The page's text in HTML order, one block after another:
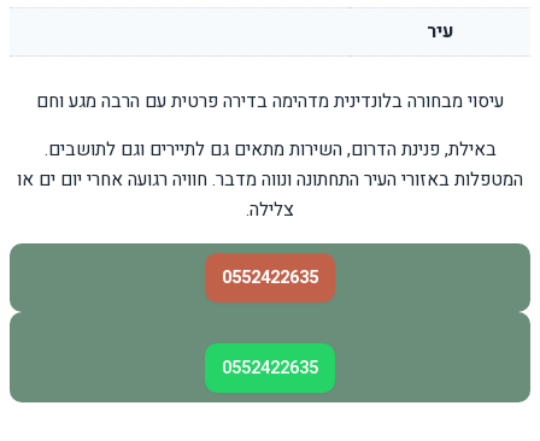
עיר
עיסוי מבחורה בלונדינית מדהימה בדירה פרטית עם הרבה מגע וחם
באילת, פנינת הדרום, השירות מתאים גם לתיירים וגם לתושבים.
המטפלות באזורי העיר התחתונה ונווה מדבר. חוויה רגועה אחרי יום ים או
צלילה.
0552422635
0552422635